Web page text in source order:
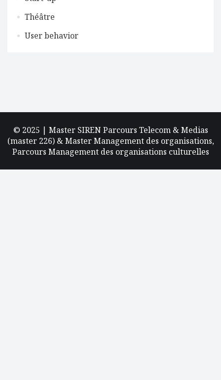
Théâtre
User behavior
© 2025 | Master SIREN Parcours Telecom & Medias
(master 226) & Master Management des organisations,
Parcours Management des organisations culturelles